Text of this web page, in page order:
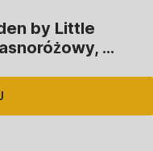
by Little
, …